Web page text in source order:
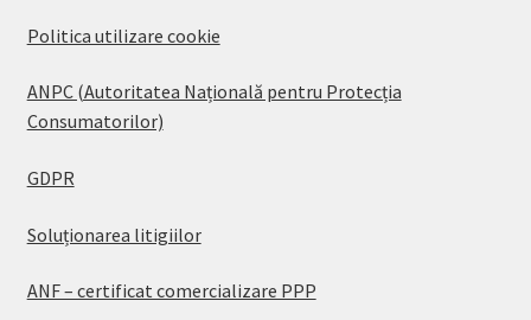
Politica utilizare cookie
ANPC (Autoritatea Națională pentru Protecția
Consumatorilor)
GDPR
Soluționarea litigiilor
ANF – certificat comercializare PPP